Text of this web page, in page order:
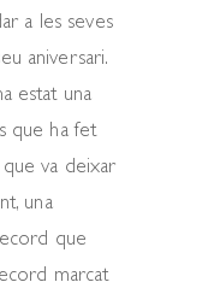
a les seves
aniversari.
estat una
que ha fet
va deixar
una
que
marcat